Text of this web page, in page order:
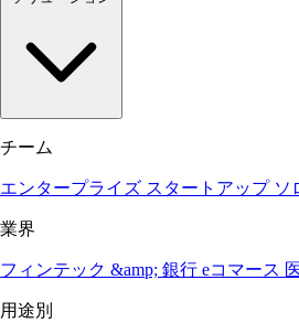
チーム
エンタープライズ スタートアップ ソ
業界
フィンテック &amp; 銀行 eコマース
用途別